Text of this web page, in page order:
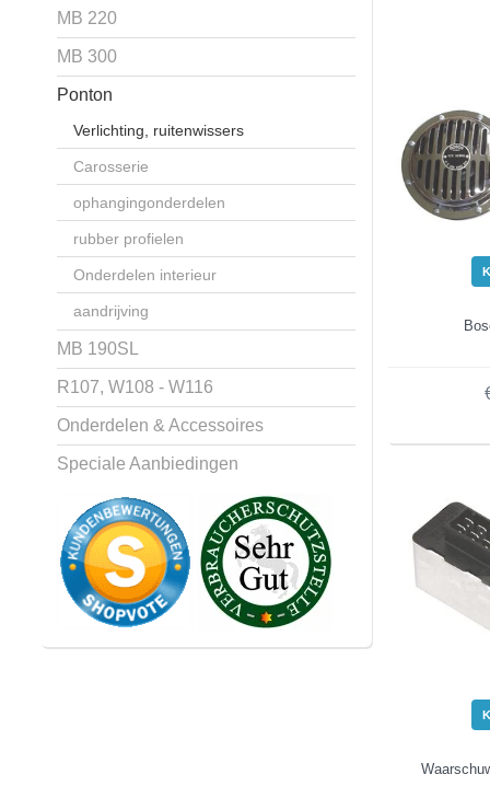
MB 220
MB 300
Ponton
Verlichting, ruitenwissers
Carosserie
ophangingonderdelen
rubber profielen
Onderdelen interieur
aandrijving
MB 190SL
R107, W108 - W116
Onderdelen & Accessoires
Speciale Aanbiedingen